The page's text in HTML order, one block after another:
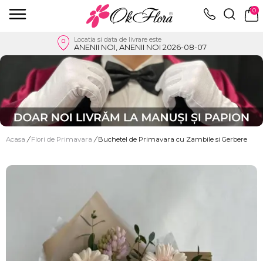
0
Locatia si data de livrare este
ANENII NOI, ANENII NOI 2026-08-07
Acasa / Flori de Primavara / Buchetel de Primavara cu Zambile si Gerbere